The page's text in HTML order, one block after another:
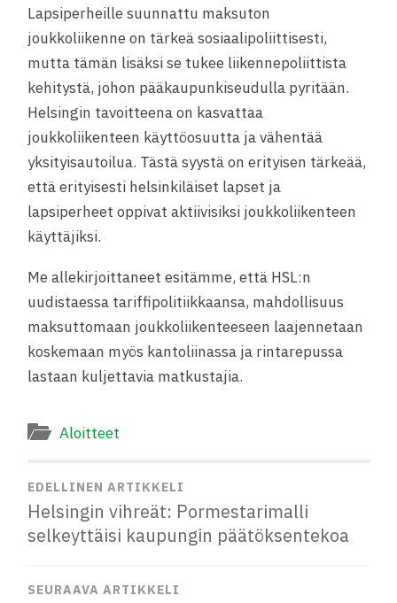
Lapsiperheille suunnattu maksuton
joukkoliikenne on tärkeä sosiaalipoliittisesti,
mutta tämän lisäksi se tukee liikennepoliittista
kehitystä, johon pääkaupunkiseudulla pyritään.
Helsingin tavoitteena on kasvattaa
joukkoliikenteen käyttöosuutta ja vähentää
yksityisautoilua. Tästä syystä on erityisen tärkeää,
että erityisesti helsinkiläiset lapset ja
lapsiperheet oppivat aktiivisiksi joukkoliikenteen
käyttäjiksi.
Me allekirjoittaneet esitämme, että HSL:n
uudistaessa tariffipolitiikkaansa, mahdollisuus
maksuttomaan joukkoliikenteeseen laajennetaan
koskemaan myös kantoliinassa ja rintarepussa
lastaan kuljettavia matkustajia.
Aloitteet
EDELLINEN ARTIKKELI
Helsingin vihreät: Pormestarimalli
selkeyttäisi kaupungin päätöksentekoa
SEURAAVA ARTIKKELI